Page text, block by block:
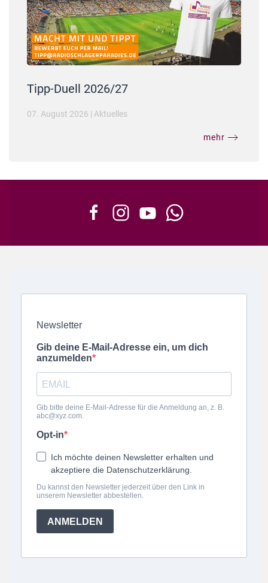
Tipp-Duell 2026/27
07. August 2026 | Aktuelles
mehr